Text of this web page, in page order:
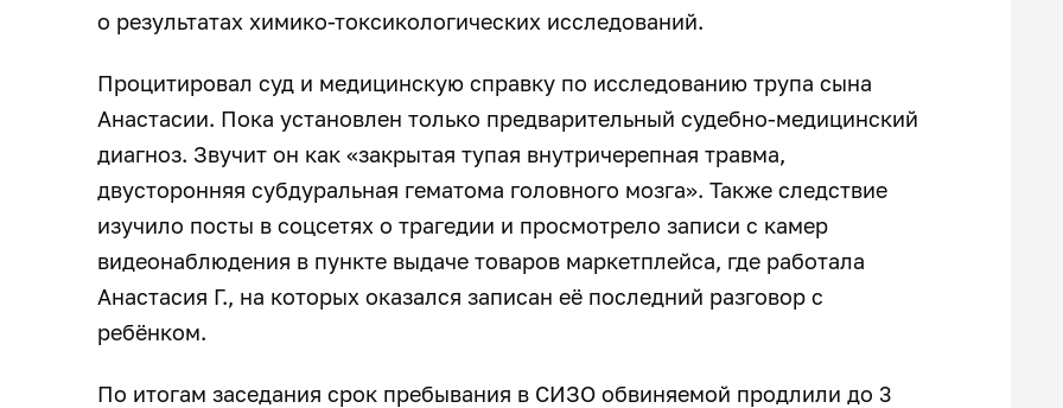
о результатах химико-токсикологических исследований.
Процитировал суд и медицинскую справку по исследованию трупа сына
Анастасии. Пока установлен только предварительный судебно-медицинский
диагноз. Звучит он как «закрытая тупая внутричерепная травма,
двусторонняя субдуральная гематома головного мозга». Также следствие
изучило посты в соцсетях о трагедии и просмотрело записи с камер
видеонаблюдения в пункте выдаче товаров маркетплейса, где работала
Анастасия Г., на которых оказался записан её последний разговор с
ребёнком.
По итогам заседания срок пребывания в СИЗО обвиняемой продлили до 3